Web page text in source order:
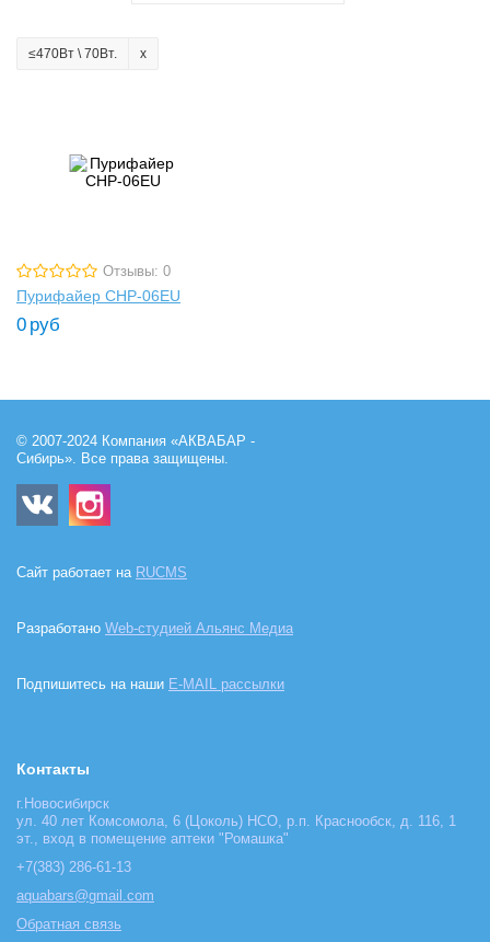
≤470Вт \ 70Вт.
Отзывы: 0
Пурифайер CHP-06EU
0 руб
© 2007-2024 Компания «АКВАБАР -
Сибирь». Все права защищены.
Сайт работает на RUCMS
Разработано Web-студией Альянс Медиа
Подпишитесь на наши E-MAIL рассылки
Контакты
г.Новосибирск
ул. 40 лет Комсомола, 6 (Цоколь) НСО, р.п. Краснообск, д. 116, 1
эт., вход в помещение аптеки "Ромашка"
+7(383) 286-61-13
aquabars@gmail.com
Обратная связь